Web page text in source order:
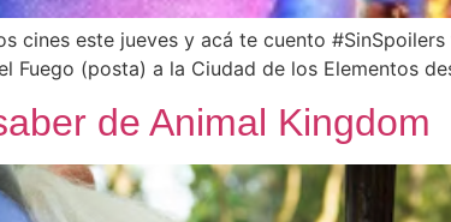
cines este jueves y acá te cuento
Fuego (posta) a la Ciudad de los Elementos
de Animal Kingdom